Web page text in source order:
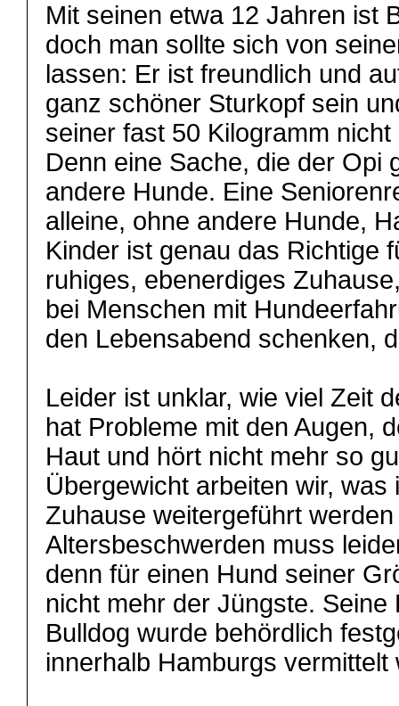
Mit seinen etwa 12 Jahren ist
doch man sollte sich von
lassen: Er ist freundlich und
ganz schöner Sturkopf sein
seiner fast 50 Kilogramm
Denn eine Sache, die der Opi
andere Hunde. Eine
alleine, ohne andere Hunde,
Kinder ist genau das Richtige
ruhiges, ebenerdiges
bei Menschen mit
den Lebensabend schenken,
Leider ist unklar, wie viel Zeit
hat Probleme mit den Augen,
Haut und hört nicht mehr so
Übergewicht arbeiten wir,
Zuhause weitergeführt
Altersbeschwerden muss
denn für einen Hund seiner
nicht mehr der Jüngste. Seine
Bulldog wurde behördlich
innerhalb Hamburgs vermittelt